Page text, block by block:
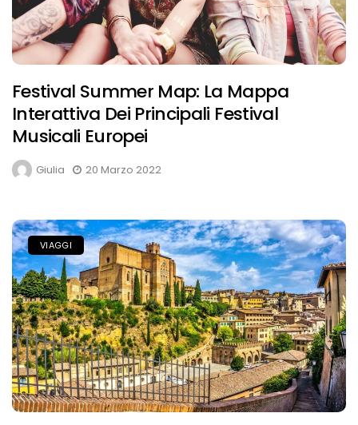
Festival Summer Map: La Mappa
Interattiva Dei Principali Festival
Musicali Europei
Giulia 20 Marzo 2022
VIAGGI